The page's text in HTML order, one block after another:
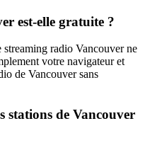
est-elle gratuite ?
radio Vancouver ne
votre navigateur et
de Vancouver sans
stations de Vancouver